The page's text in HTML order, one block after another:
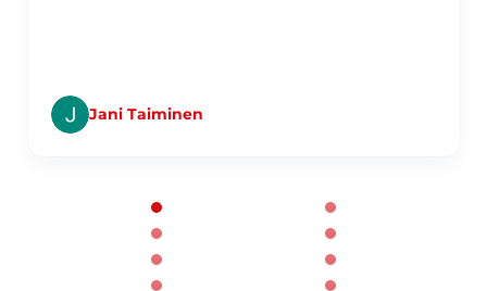
Jani Taiminen